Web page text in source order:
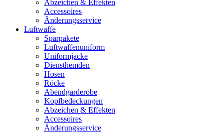
Abzeichen & Effekten
Accessoires
Änderungsservice
Luftwaffe
Sparpakete
Luftwaffenuniform
Uniformjacke
Diensthemden
Hosen
Röcke
Abendgarderobe
Kopfbedeckungen
Abzeichen & Effekten
Accessoires
Änderungsservice